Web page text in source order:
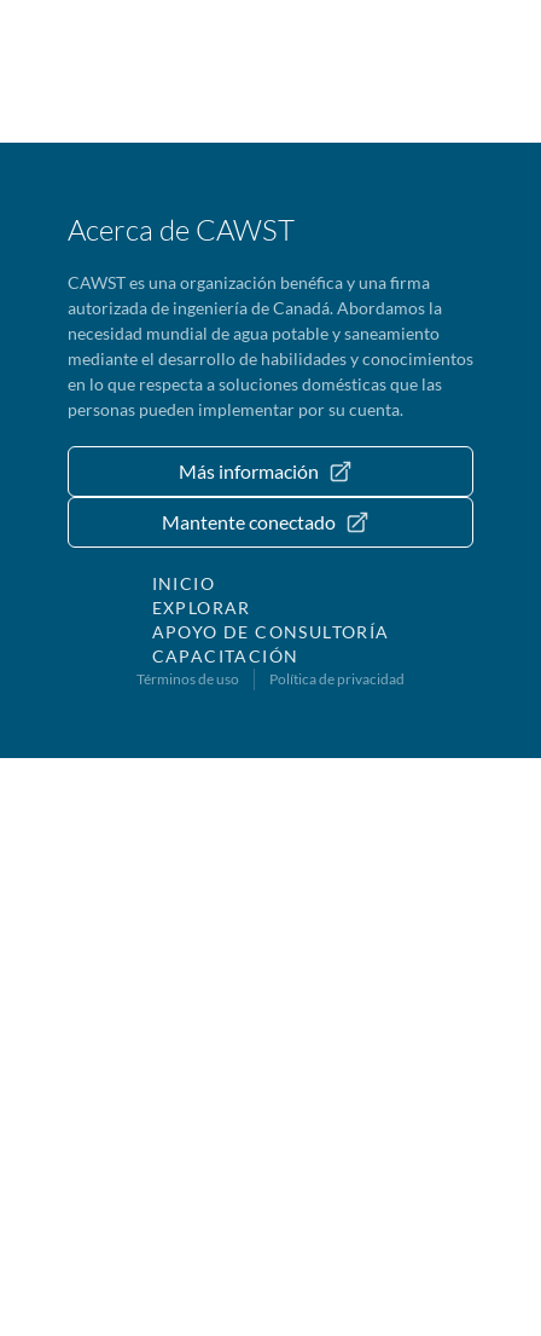
Acerca de CAWST
CAWST es una organización benéfica y una firma
autorizada de ingeniería de Canadá. Abordamos la
necesidad mundial de agua potable y saneamiento
mediante el desarrollo de habilidades y conocimientos
en lo que respecta a soluciones domésticas que las
personas pueden implementar por su cuenta.
Más información
Mantente conectado
INICIO
EXPLORAR
APOYO DE CONSULTORÍA
CAPACITACIÓN
Términos de uso Política de privacidad